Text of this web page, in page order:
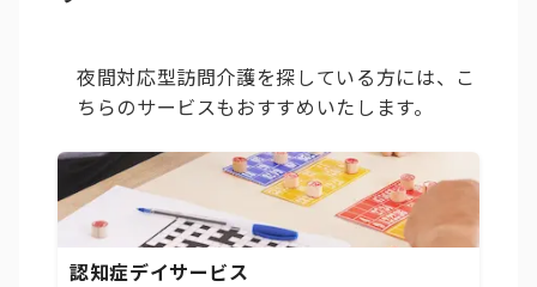
夜間対応型訪問介護を探している方には、こ
ちらのサービスもおすすめいたします。
認知症デイサービス